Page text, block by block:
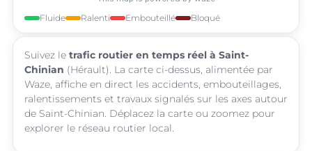
Fluide Ralenti Embouteillé Bloqué
Suivez le trafic routier en temps réel à Saint-
Chinian (Hérault). La carte ci-dessus, alimentée par
Waze, affiche en direct les accidents, embouteillages,
ralentissements et travaux signalés sur les axes autour
de Saint-Chinian. Déplacez la carte ou zoomez pour
explorer le réseau routier local.